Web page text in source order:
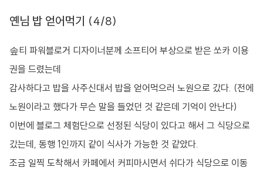
옌님 밥 얻어먹기 (4/8)
솦티 파워블로거 디자이너분께 소프티어 부상으로 받은 쏘카 이용
권을 드렸는데
감사하다고 밥을 사주신대서 밥을 얻어먹으러 노원으로 갔다. (전에
노원이라고 했다가 무슨 말을 들었던 것 같은데 기억이 안난다)
이번에 블로그 체험단으로 선정된 식당이 있다고 해서 그 식당으로
갔는데, 동행 1인까지 같이 식사가 가능한 것 같았다.
조금 일찍 도착해서 카페에서 커피마시면서 쉬다가 식당으로 이동